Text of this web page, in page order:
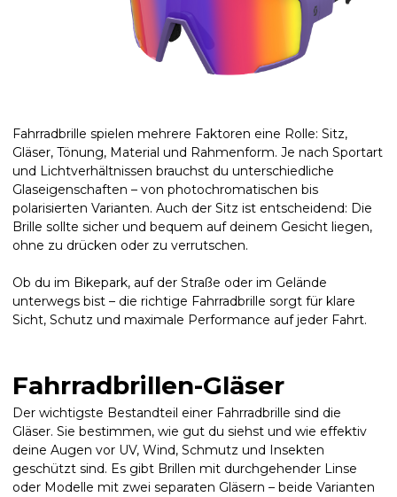
Fahrradbrille spielen mehrere Faktoren eine Rolle: Sitz,
Gläser, Tönung, Material und Rahmenform. Je nach Sportart
und Lichtverhältnissen brauchst du unterschiedliche
Glaseigenschaften – von photochromatischen bis
polarisierten Varianten. Auch der Sitz ist entscheidend: Die
Brille sollte sicher und bequem auf deinem Gesicht liegen,
ohne zu drücken oder zu verrutschen.
Ob du im Bikepark, auf der Straße oder im Gelände
unterwegs bist – die richtige Fahrradbrille sorgt für klare
Sicht, Schutz und maximale Performance auf jeder Fahrt.
Fahrradbrillen-Gläser
Der wichtigste Bestandteil einer Fahrradbrille sind die
Gläser. Sie bestimmen, wie gut du siehst und wie effektiv
deine Augen vor UV, Wind, Schmutz und Insekten
geschützt sind. Es gibt Brillen mit durchgehender Linse
oder Modelle mit zwei separaten Gläsern – beide Varianten